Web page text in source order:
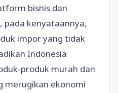
bisnis dan
pada kenyataannya,
impor yang tidak
Indonesia
produk murah dan
merugikan ekonomi